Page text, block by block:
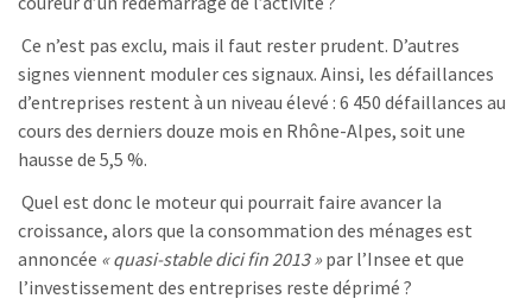
Ce n’est pas exclu, mais il faut rester prudent. D’autres
signes viennent moduler ces signaux. Ainsi, les défaillances
d’entreprises restent à un niveau élevé : 6 450 défaillances au
cours des derniers douze mois en Rhône-Alpes, soit une
hausse de 5,5 %.
Quel est donc le moteur qui pourrait faire avancer la
croissance, alors que la consommation des ménages est
annoncée « quasi-stable dici fin 2013 »par l’Insee et que
l’investissement des entreprises reste déprimé ?